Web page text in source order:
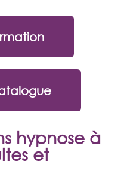
hypnose à
et